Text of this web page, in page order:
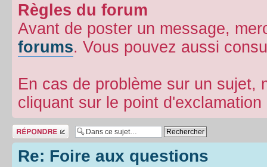
Règles du forum
Avant de poster un message,
forums. Vous pouvez aussi
En cas de problème sur un sujet,
cliquant sur le point
Répondre
Re: Foire aux questions